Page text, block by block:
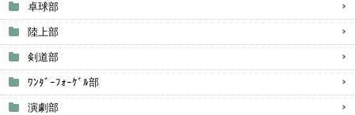
卓球部
陸上部
剣道部
ﾜﾝﾀﾞｰﾌｫｰｹﾞﾙ部
演劇部